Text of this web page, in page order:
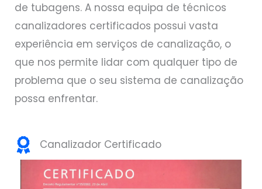
de tubagens. A nossa equipa de técnicos
canalizadores certificados possui vasta
experiência em serviços de canalização, o
que nos permite lidar com qualquer tipo de
problema que o seu sistema de canalização
possa enfrentar.
Canalizador Certificado